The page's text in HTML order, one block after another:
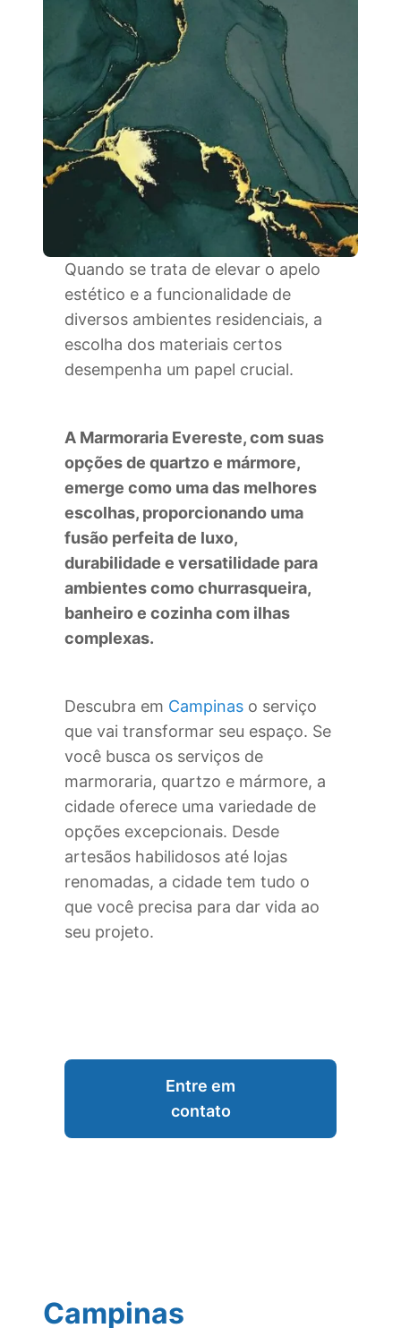
Quando se trata de elevar o apelo
estético e a funcionalidade de
diversos ambientes residenciais, a
escolha dos materiais certos
desempenha um papel crucial.
A Marmoraria Evereste, com suas
opções de quartzo e mármore,
emerge como uma das melhores
escolhas, proporcionando uma
fusão perfeita de luxo,
durabilidade e versatilidade para
ambientes como churrasqueira,
banheiro e cozinha com ilhas
complexas.
Descubra em Campinas o serviço
que vai transformar seu espaço. Se
você busca os serviços de
marmoraria, quartzo e mármore, a
cidade oferece uma variedade de
opções excepcionais. Desde
artesãos habilidosos até lojas
renomadas, a cidade tem tudo o
que você precisa para dar vida ao
seu projeto.
Entre em
contato
Campinas